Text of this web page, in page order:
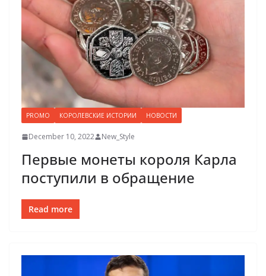
PROMO КОРОЛЕВСКИЕ ИСТОРИИ НОВОСТИ
December 10, 2022 New_Style
Первые монеты короля Карла
поступили в обращение
Read more